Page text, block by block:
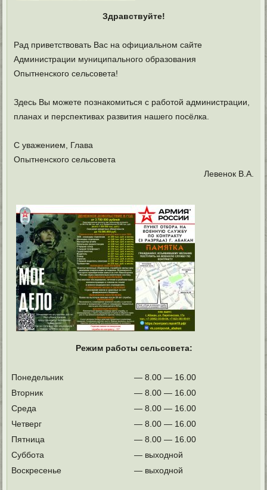
Здравствуйте!
Рад приветствовать Вас на официальном сайте
Администрации муниципального образования
Опытненского сельсовета!
Здесь Вы можете познакомиться с работой администрации,
планах и перспективах развития нашего посёлка.
С уважением, Глава
Опытненского сельсовета
Левенок В.А.
Режим работы сельсовета:
Понедельник
— 8.00 — 16.00
Вторник
— 8.00 — 16.00
Среда
— 8.00 — 16.00
Четверг
— 8.00 — 16.00
Пятница
— 8.00 — 16.00
Суббота
— выходной
Воскресенье
— выходной